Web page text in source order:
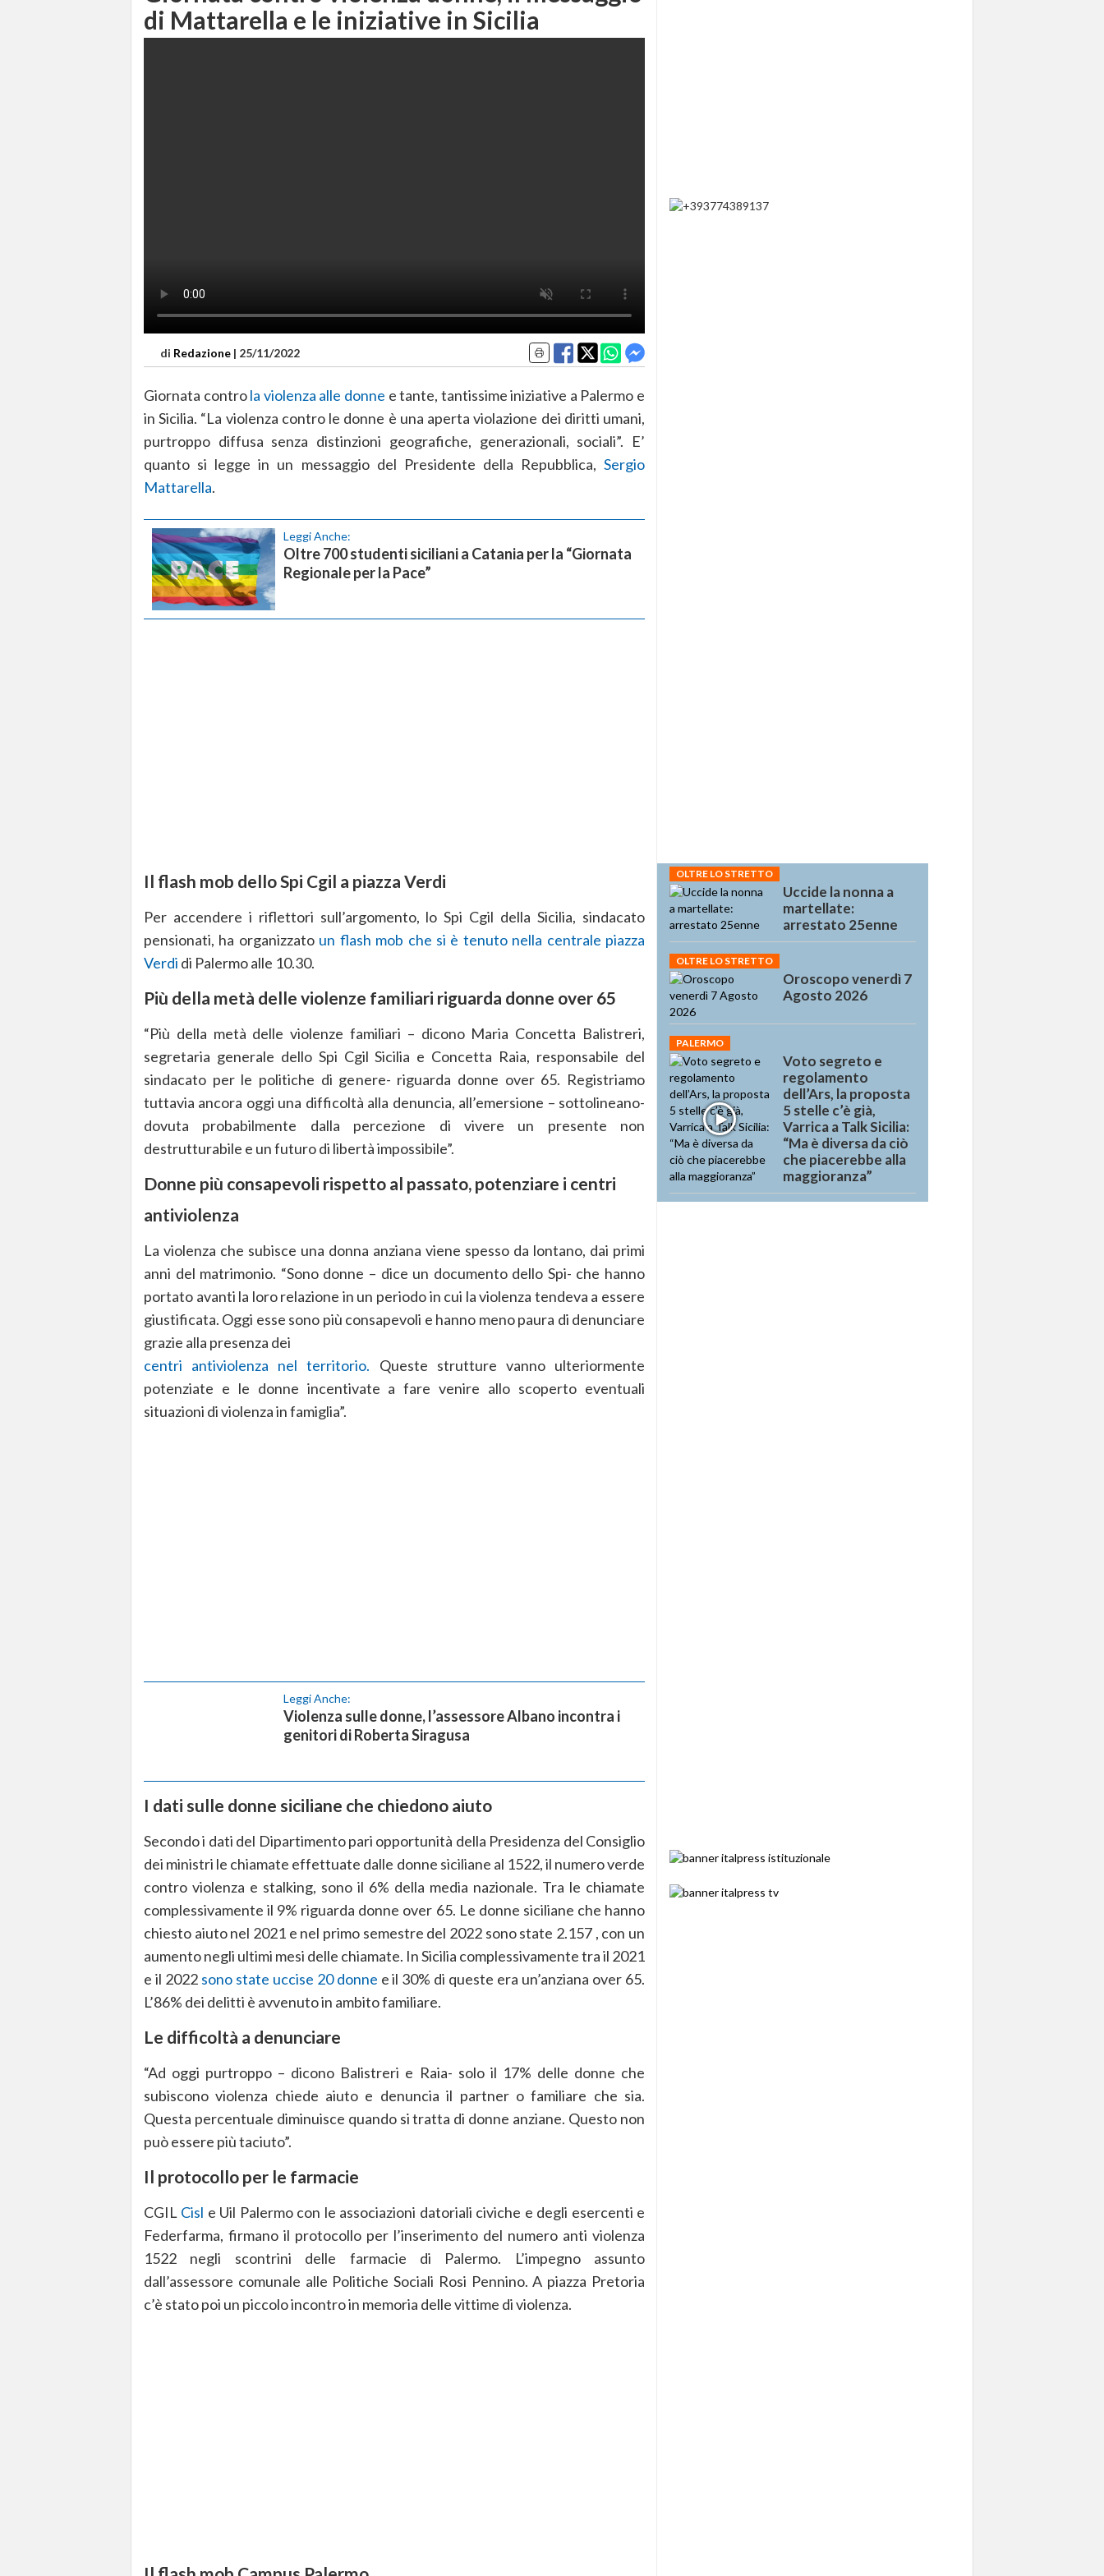
di Mattarella e le iniziative in Sicilia
di Redazione | 25/11/2022
Giornata controla violenza alle donne e tante, tantissime iniziative a Palermo e
in Sicilia. “La violenza contro le donne è una aperta violazione dei diritti umani,
purtroppo diffusa senza distinzioni geografiche, generazionali, sociali”. E’
quanto si legge in un messaggio del Presidente della Repubblica, Sergio
Mattarella.
Leggi Anche:
Oltre 700 studenti siciliani a Catania per la “Giornata
Regionale per la Pace”
Il flash mob dello Spi Cgil a piazza Verdi
Per accendere i riflettori sull’argomento, lo Spi Cgil della Sicilia, sindacato
pensionati, ha organizzato un flash mob che si è tenuto nella centrale piazza
Verdi di Palermo alle 10.30.
Più della metà delle violenze familiari riguarda donne over 65
“Più della metà delle violenze familiari – dicono Maria Concetta Balistreri,
segretaria generale dello Spi Cgil Sicilia e Concetta Raia, responsabile del
sindacato per le politiche di genere- riguarda donne over 65. Registriamo
tuttavia ancora oggi una difficoltà alla denuncia, all’emersione – sottolineano-
dovuta probabilmente dalla percezione di vivere un presente non
destrutturabile e un futuro di libertà impossibile”.
Donne più consapevoli rispetto al passato, potenziare i centri
antiviolenza
La violenza che subisce una donna anziana viene spesso da lontano, dai primi
anni del matrimonio. “Sono donne – dice un documento dello Spi- che hanno
portato avanti la loro relazione in un periodo in cui la violenza tendeva a essere
giustificata. Oggi esse sono più consapevoli e hanno meno paura di denunciare
grazie alla presenza dei
centri antiviolenza nel territorio. Queste strutture vanno ulteriormente
potenziate e le donne incentivate a fare venire allo scoperto eventuali
situazioni di violenza in famiglia”.
Leggi Anche:
Violenza sulle donne, l’assessore Albano incontra i
genitori di Roberta Siragusa
I dati sulle donne siciliane che chiedono aiuto
Secondo i dati del Dipartimento pari opportunità della Presidenza del Consiglio
dei ministri le chiamate effettuate dalle donne siciliane al 1522, il numero verde
contro violenza e stalking, sono il 6% della media nazionale. Tra le chiamate
complessivamente il 9% riguarda donne over 65. Le donne siciliane che hanno
chiesto aiuto nel 2021 e nel primo semestre del 2022 sono state 2.157 , con un
aumento negli ultimi mesi delle chiamate. In Sicilia complessivamente tra il 2021
e il 2022 sono state uccise 20 donne e il 30% di queste era un’anziana over 65.
L’86% dei delitti è avvenuto in ambito familiare.
Le difficoltà a denunciare
“Ad oggi purtroppo – dicono Balistreri e Raia- solo il 17% delle donne che
subiscono violenza chiede aiuto e denuncia il partner o familiare che sia.
Questa percentuale diminuisce quando si tratta di donne anziane. Questo non
può essere più taciuto”.
Il protocollo per le farmacie
CGIL Cisl e Uil Palermo con le associazioni datoriali civiche e degli esercenti e
Federfarma, firmano il protocollo per l’inserimento del numero anti violenza
1522 negli scontrini delle farmacie di Palermo. L’impegno assunto
dall’assessore comunale alle Politiche Sociali Rosi Pennino. A piazza Pretoria
c’è stato poi un piccolo incontro in memoria delle vittime di violenza.
OLTRE LO STRETTO
Uccide la nonna a
martellate:
arrestato 25enne
OLTRE LO STRETTO
Oroscopo venerdì 7
Agosto 2026
PALERMO
Voto segreto e
regolamento
dell’Ars, la proposta
5 stelle c’è già,
Varrica a Talk Sicilia:
“Ma è diversa da ciò
che piacerebbe alla
maggioranza”